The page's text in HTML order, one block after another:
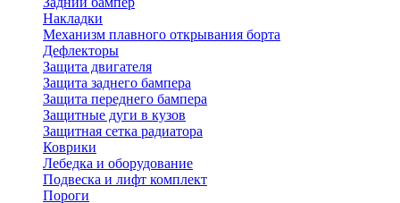
Накладки
Механизм плавного открывания борта
Дефлекторы
Защита двигателя
Защита заднего бампера
Защита переднего бампера
Защитные дуги в кузов
Защитная сетка радиатора
Коврики
Лебедка и оборудование
Подвеска и лифт комплект
Пороги